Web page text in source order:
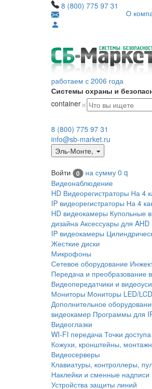
8 (800) 775 97 31
О
работаем с 2006 года
Системы охраны и
container×
8 (800) 775 97 31
info@sb-market.ru
Эль-Монте,
Войти 0 на сумму 0 q
Видеонаблюдение
HD Видеорегистраторы На 4
IP видеорегистраторы На 4
HD видеокамеры Купольные
дизайна Аксессуары для
IP видеокамеры
Жесткие диски
Микрофоны
Сетевое оборудование
Передача и преобразование
Видеопередатчики и
Мониторы Мониторы LED/LCD
Дополнительное
видеокамер Программы для
Видеоглазки
WI-FI передача Точки
Кожухи, кронштейны,
Видеосерверы
Клавиатуры, контроллеры,
Наклейки и сменные надписи
Устройства защиты линий